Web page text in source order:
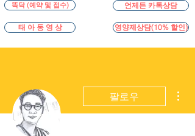
언제든 카톡상담
태 아 동 영 상 영양제상담(10% 할인)
똑닥 (예약 및 접수)
팔로우